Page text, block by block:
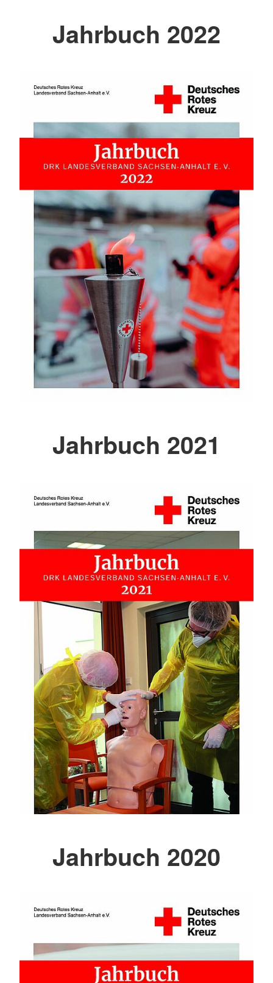
Jahrbuch 2022
Jahrbuch 2021
Jahrbuch 2020